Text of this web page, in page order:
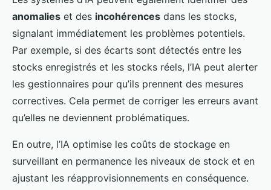
anomalies et des incohérences dans les stocks,
signalant immédiatement les problèmes potentiels.
Par exemple, si des écarts sont détectés entre les
stocks enregistrés et les stocks réels, l’IA peut alerter
les gestionnaires pour qu’ils prennent des mesures
correctives. Cela permet de corriger les erreurs avant
qu’elles ne deviennent problématiques.
En outre, l’IA optimise les coûts de stockage en
surveillant en permanence les niveaux de stock et en
ajustant les réapprovisionnements en conséquence.